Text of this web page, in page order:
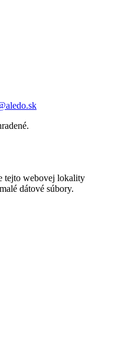
tejto webovej lokality
dátové súbory.